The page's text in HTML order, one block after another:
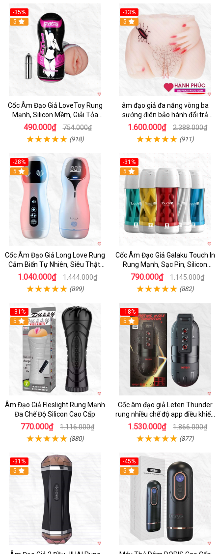
-35%
5
Cốc Âm Đạo Giả LoveToy Rung
Mạnh, Silicon Mềm, Giải Tỏa
Sinh Lý
490.000₫ 754.000₫
(918)
-33%
5
âm đạo giả đa năng vòng ba
sướng điên bảo hành đổi trả
nhanh
1.600.000₫ 2.388.000₫
(911)
-28%
5
Cốc Âm Đạo Giả Long Love Rung
Cảm Biến Tự Nhiên, Siêu Thật,
Sướng
1.040.000₫ 1.444.000₫
(899)
-31%
Hot
5
Cốc Âm Đạo Giả Galaku Touch In
Rung Mạnh, Sạc Pin, Silicon
Mềm
790.000₫ 1.145.000₫
(882)
-31%
5
Âm Đạo Giả Fleslight Rung Mạnh
Đa Chế Độ Silicon Cao Cấp
770.000₫ 1.116.000₫
(880)
-18%
5
Cốc âm đạo giả Leten Thunder
rung nhiều chế độ app điều khiển
tiện lợi
1.530.000₫ 1.866.000₫
(877)
-31%
5
-45%
Hot
5